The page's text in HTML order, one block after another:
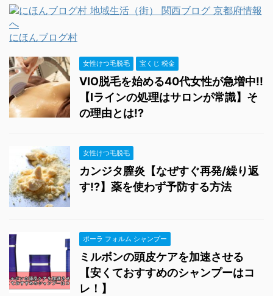
にほんブログ村
女性けつ毛脱毛 宝くじ 税金
VIO脱毛を始める40代女性が急増中!!
【Iラインの処理はサロンが常識】そ
の理由とは!?
女性けつ毛脱毛
カンジタ膣炎【なぜすぐ再発/繰り返
す!?】薬を使わず予防する方法
ポーラ フォルム シャンプー
ミルボンの頭皮ケアを加速させる
【安くておすすめのシャンプーはコ
レ！】